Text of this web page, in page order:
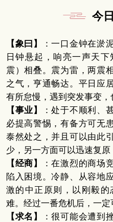
今
【象曰】
：一口金钟在淤
日钟悬起，响亮一声天
震）相叠。震为雷，两震
之气，亨通畅达。平日应
有所怠慢，遇到突发事变，
【事业】
：处于不顺利、
必提高警惕，有备方可无
泰然处之，并且可以由此
少，另一方面可以迅速复原
【经商】
：在激烈的商场
陷入困境。冷静、从容地
激的中正原则，以刚毅
难。经过一番危机后，一定
【求名】
：很可能会遭到